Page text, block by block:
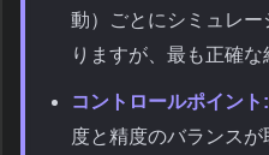
動）ごとにシミュレ
りますが、最も正確な
コントロールポイント:
度と精度のバランスが